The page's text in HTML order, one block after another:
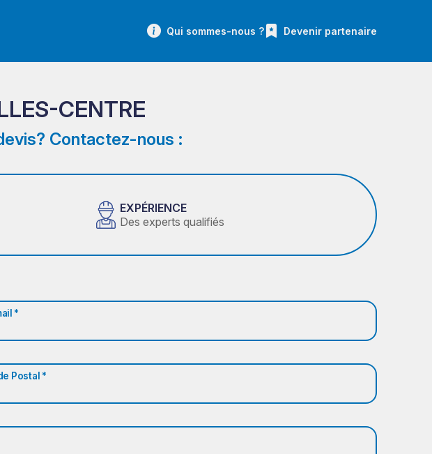
Qui sommes-nous ? Devenir partenaire
CENTRE
Contactez-nous :
EXPÉRIENCE
Des experts qualifiés
*
Postal *